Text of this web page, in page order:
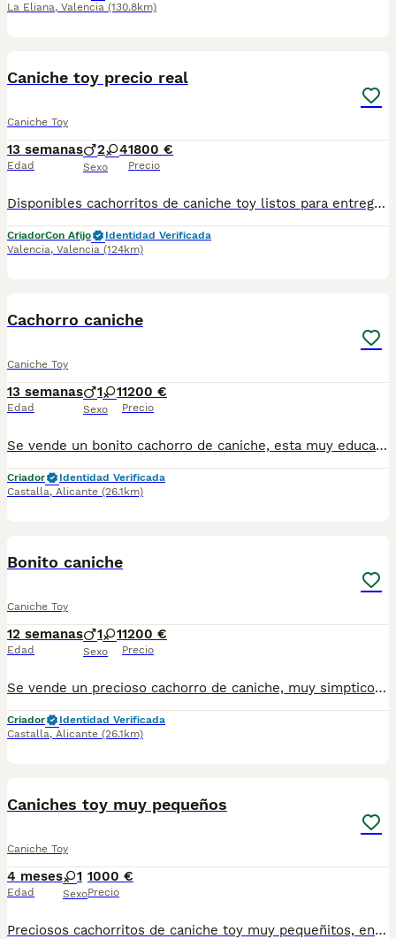
La Eliana, Valencia (130.8km)
Caniche toy precio real
Caniche Toy
13 semanas
Edad
2 4
Sexo
1800 €
Precio
Disponibles cachorritos de caniche toy listos para entregar.. ahi machitoa y hembras.. se entregan con sus vacunas correspondientes microchip pasaporte revision veterinaria y garantia estamos en rojales alicante pero emviamos a cualquier punto de españa.
CriadorCon Afijo
Identidad Verificada
Valencia, Valencia (124km)
Cachorro caniche
Caniche Toy
13 semanas
Edad
1 1
Sexo
1200 €
Precio
Se vende un bonito cachorro de caniche, esta muy educado y es muy cariñoso. Se entrega con las vacunas al dia, desparasitado, con chip y pasaporte.
Criador
Identidad Verificada
Castalla, Alicante (26.1km)
Bonito caniche
Caniche Toy
12 semanas
Edad
1 1
Sexo
1200 €
Precio
Se vende un precioso cachorro de caniche, muy simptico y cariñoso. Se entrega con todas las vacunas al dia, desparasitado, con chip y garabtia virica. Desde 1200€
Criador
Identidad Verificada
Castalla, Alicante (26.1km)
Caniches toy muy pequeños
Caniche Toy
4 meses
Edad
1
Sexo
1000 €
Precio
Preciosos cachorritos de caniche toy muy pequeñitos, en negro, apricot y chocolate, excelente calidad de pelo y magnífico carácter, gracias a su perfecta sociabilización, criados con niños. Desde 1300e